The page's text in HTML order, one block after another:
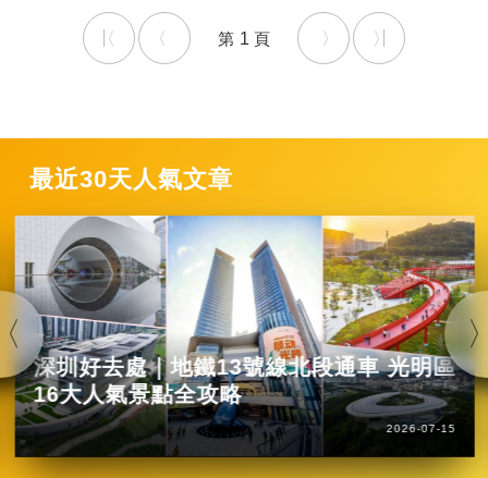
1
最近30天人氣文章
深圳好去處｜地鐵13號線北段通車 光明區
16大人氣景點全攻略
2026-07-15